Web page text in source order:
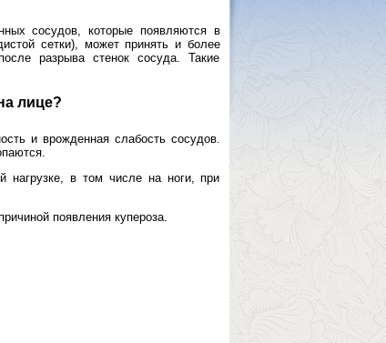
сосудов, которые появляются в
сетки), может принять и более
разрыва стенок сосуда. Такие
лице?
и врожденная слабость сосудов.
нагрузке, в том числе на ноги, при
появления купероза.